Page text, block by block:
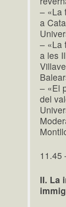
– «La
a
– «La
a les
– «El
del
11.45
II. La